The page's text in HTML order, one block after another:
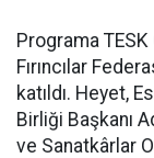
Programa
Fırıncılar
katıldı. Heyet,
Birliği Başkanı
ve Sanatkârlar